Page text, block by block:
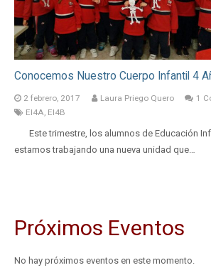
Conocemos Nuestro Cuerpo Infantil 4
2 febrero, 2017 Laura Priego Quero 1
EI4A, EI4B
Este trimestre, los alumnos de Educación
estamos trabajando una nueva unidad que…
Próximos Eventos
No hay próximos eventos en este momento.